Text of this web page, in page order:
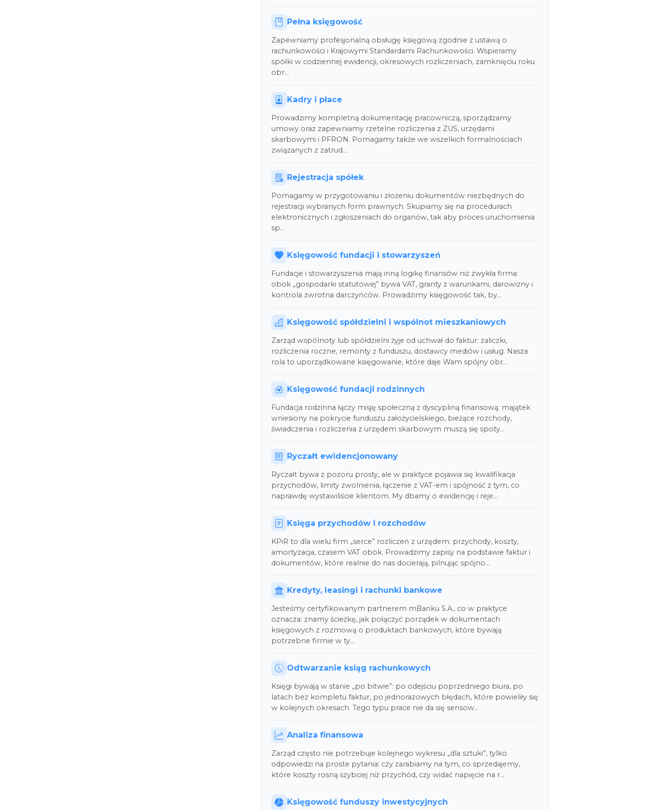
Pełna księgowość
Zapewniamy profesjonalną obsługę księgową zgodnie z ustawą o
rachunkowości i Krajowymi Standardami Rachunkowości. Wspieramy
spółki w codziennej ewidencji, okresowych rozliczeniach, zamknięciu roku
obr…
Kadry i płace
Prowadzimy kompletną dokumentację pracowniczą, sporządzamy
umowy oraz zapewniamy rzetelne rozliczenia z ZUS, urzędami
skarbowymi i PFRON. Pomagamy także we wszelkich formalnościach
związanych z zatrud…
Rejestracja spółek
Pomagamy w przygotowaniu i złożeniu dokumentów niezbędnych do
rejestracji wybranych form prawnych. Skupiamy się na procedurach
elektronicznych i zgłoszeniach do organów, tak aby proces uruchomienia
sp…
Księgowość fundacji i stowarzyszeń
Fundacje i stowarzyszenia mają inną logikę finansów niż zwykła firma:
obok „gospodarki statutowej” bywa VAT, granty z warunkami, darowizny i
kontrola zwrotna darczyńców. Prowadzimy księgowość tak, by…
Księgowość spółdzielni i wspólnot mieszkaniowych
Zarząd wspólnoty lub spółdzielni żyje od uchwał do faktur: zaliczki,
rozliczenia roczne, remonty z funduszu, dostawcy mediów i usług. Nasza
rola to uporządkowane księgowanie, które daje Wam spójny obr…
Księgowość fundacji rodzinnych
Fundacja rodzinna łączy misję społeczną z dyscypliną finansową: majątek
wniesiony na pokrycie funduszu założycielskiego, bieżące rozchody,
świadczenia i rozliczenia z urzędem skarbowym muszą się spoty…
Ryczałt ewidencjonowany
Ryczałt bywa z pozoru prosty, ale w praktyce pojawia się kwalifikacja
przychodów, limity zwolnienia, łączenie z VAT-em i spójność z tym, co
naprawdę wystawiliście klientom. My dbamy o ewidencję i reje…
Księga przychodów i rozchodów
KPiR to dla wielu firm „serce” rozliczeń z urzędem: przychody, koszty,
amortyzacja, czasem VAT obok. Prowadzimy zapisy na podstawie faktur i
dokumentów, które realnie do nas docierają, pilnując spójno…
Kredyty, leasingi i rachunki bankowe
Jesteśmy certyfikowanym partnerem mBanku S.A., co w praktyce
oznacza: znamy ścieżkę, jak połączyć porządek w dokumentach
księgowych z rozmową o produktach bankowych, które bywają
potrzebne firmie w ty…
Odtwarzanie ksiąg rachunkowych
Księgi bywają w stanie „po bitwie”: po odejściu poprzedniego biura, po
latach bez kompletu faktur, po jednorazowych błędach, które powieliły się
w kolejnych okresach. Tego typu prace nie da się sensow…
Analiza finansowa
Zarząd często nie potrzebuje kolejnego wykresu „dla sztuki”, tylko
odpowiedzi na proste pytania: czy zarabiamy na tym, co sprzedajemy,
które koszty rosną szybciej niż przychód, czy widać napięcie na r…
Księgowość funduszy inwestycyjnych